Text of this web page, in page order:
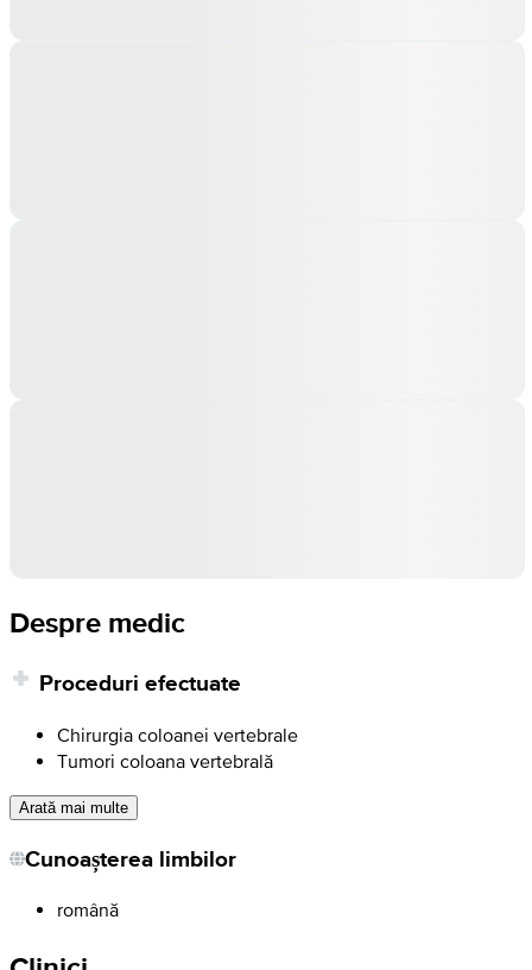
Despre medic
Proceduri efectuate
Chirurgia coloanei vertebrale
Tumori coloana vertebrală
Arată mai multe
Cunoașterea limbilor
română